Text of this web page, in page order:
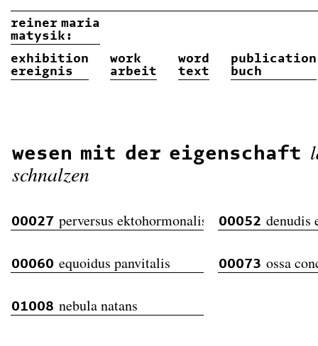
wesen mit der eigenschaft
schnalzen
00027 perversus ektohormonalis 00052 denudis
00060 equoidus panvitalis 00073 ossa
01008 nebula natans
reinermaria
matysik:
exhibition
ereignis
work
arbeit
word
text
publication
buch